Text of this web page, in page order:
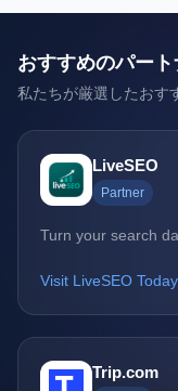
おすすめのパー
私たちが厳選したおす
LiveSEO
Partner
Turn your search
Visit LiveSEO
Trip.com